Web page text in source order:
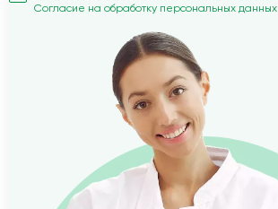
Согласие на обработку персональных данных